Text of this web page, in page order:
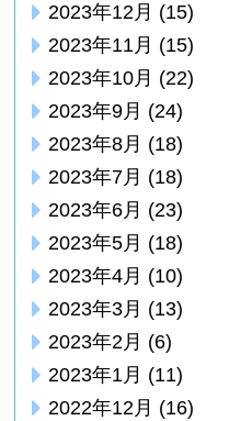
2023年12月 (15)
2023年11月 (15)
2023年10月 (22)
2023年9月 (24)
2023年8月 (18)
2023年7月 (18)
2023年6月 (23)
2023年5月 (18)
2023年4月 (10)
2023年3月 (13)
2023年2月 (6)
2023年1月 (11)
2022年12月 (16)